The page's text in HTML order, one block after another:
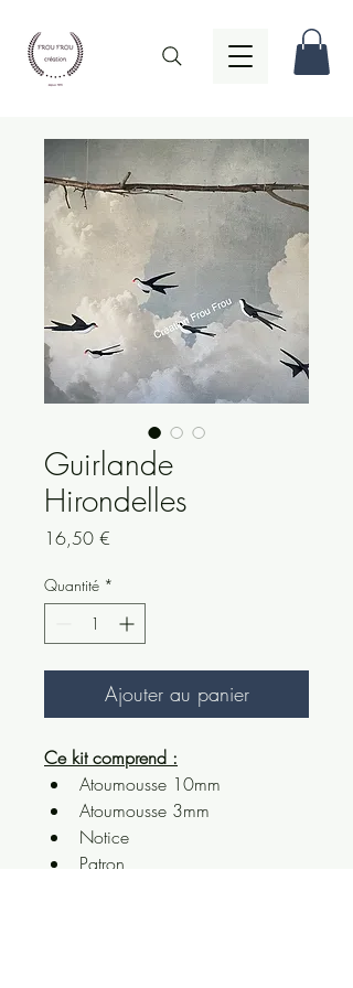
Guirlande
Hirondelles
16,50 €
Quantité *
Ajouter au panier
Ce kit comprend :
Atoumousse 10mm
Atoumousse 3mm
Notice
Patron